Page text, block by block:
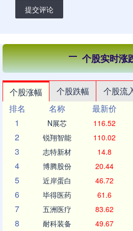
提交评论
个股实时涨
个股涨幅 个股跌幅 个股流
排名
名称 最新价
1
N展芯 116.52
2 锐翔智能 110.02
3 志特新材 14.8
4 博腾股份 20.44
5 近岸蛋白 46.72
6 毕得医药 61.6
7 五洲医疗 83.62
8 耐科装备 49.67